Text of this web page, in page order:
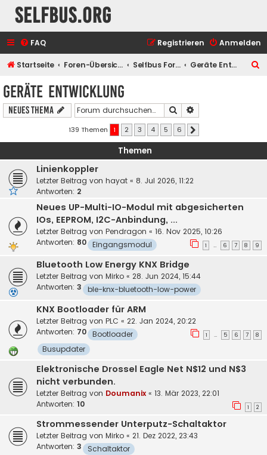
selfbus.org
FAQ Anmelden
Registrieren
Startseite Foren-Übersicht Selfbus Foren Geräte Entwicklung
Geräte Entwicklung
Neues Thema Suche
139 Themen 1 2 3 4 5 6
Themen
Linienkoppler
Letzter Beitrag von hayat « 8. Jul 2026, 11:22
Antworten: 2
Neues UP-Multi-IO-Modul mit abgesicherten
IOs, EEPROM, I2C-Anbindung, ...
Letzter Beitrag von Pendragon « 16. Nov 2025, 10:26
Antworten: 80 1 … 6 7 8 9
Eingangsmodul
Bluetooth Low Energy KNX Bridge
Letzter Beitrag von Mirko « 28. Jun 2024, 15:44
Antworten: 3 ble-knx-bluetooth-low-power
KNX Bootloader für ARM
Letzter Beitrag von PLC « 22. Jan 2024, 20:22
Antworten: 70 1 … 5 6 7 8
Bootloader
Busupdater
Elektronische Drossel Eagle Net N$12 und N$3
nicht verbunden.
Letzter Beitrag von Doumanix « 13. Mär 2023, 22:01
Antworten: 10 1 2
Strommessender Unterputz-Schaltaktor
Letzter Beitrag von Mirko « 21. Dez 2022, 23:43
Antworten: 3 Schaltaktor